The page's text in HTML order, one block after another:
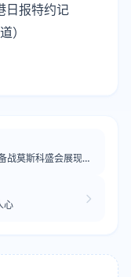
日报特约记
）
战莫斯科盛会展现硬
心